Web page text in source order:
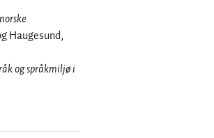
Haugesund,
og språkmiljø i